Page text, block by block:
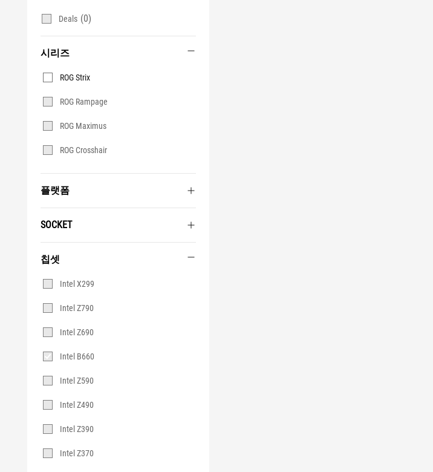
Deals (0)
시리즈
시
리
ROG Rampage
ROG Maximus
ROG Crosshair
ROG Strix
플랫폼
SOCKET
칩셋
칩
셋
Intel X299
Intel Z790
Intel Z690
Intel B660
Intel Z590
Intel Z490
Intel Z390
Intel Z370